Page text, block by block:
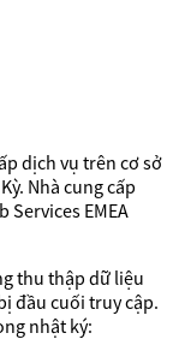
dịch vụ trên cơ sở
Nhà cung cấp
Services EMEA
thu thập dữ liệu
đầu cuối truy cập.
nhật ký: